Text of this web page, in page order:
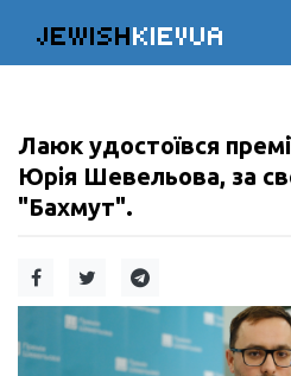
JEWISHKIEVUA
Лаюк удостоївся
Юрія Шевельова, за
"Бахмут".